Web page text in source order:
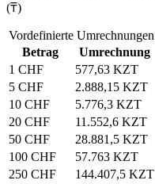
(₸)
Vordefinierte Umrechnungen
Betrag
Umrechnung
1 CHF
577,63 KZT
5 CHF
2.888,15 KZT
10 CHF
5.776,3 KZT
20 CHF
11.552,6 KZT
50 CHF
28.881,5 KZT
100 CHF
57.763 KZT
250 CHF
144.407,5 KZT